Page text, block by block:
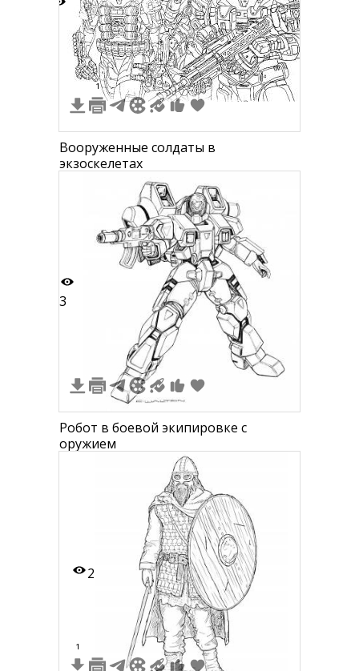
1
Вооруженные солдаты в
экзоскелетах
3
Робот в боевой экипировке с
оружием
2
1